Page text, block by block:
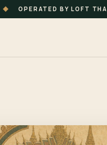
◆ OPERATED BY LOFT